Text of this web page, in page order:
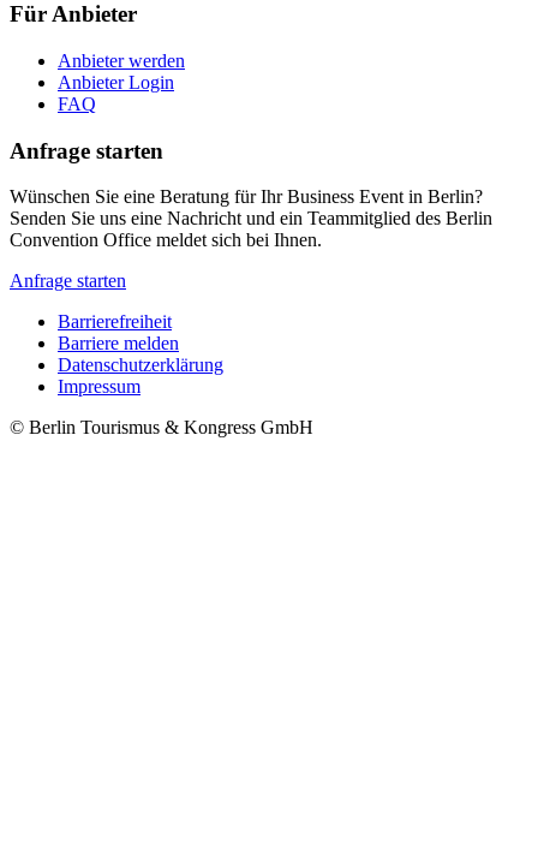
Für Anbieter
Anbieter werden
Anbieter Login
FAQ
Anfrage starten
Wünschen Sie eine Beratung für Ihr Business Event in Berlin?
Senden Sie uns eine Nachricht und ein Teammitglied des Berlin
Convention Office meldet sich bei Ihnen.
Anfrage starten
Metanavigation
Barrierefreiheit
Barriere melden
Datenschutzerklärung
Impressum
© Berlin Tourismus & Kongress GmbH